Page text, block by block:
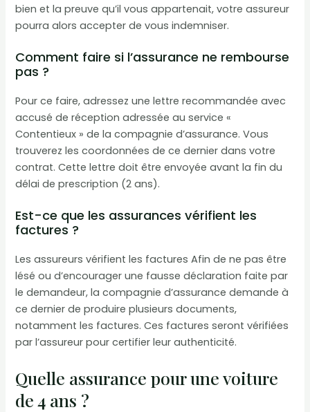
bien et la preuve qu’il vous appartenait, votre assureur
pourra alors accepter de vous indemniser.
Comment faire si l’assurance ne rembourse
pas ?
Pour ce faire, adressez une lettre recommandée avec
accusé de réception adressée au service «
Contentieux » de la compagnie d’assurance. Vous
trouverez les coordonnées de ce dernier dans votre
contrat. Cette lettre doit être envoyée avant la fin du
délai de prescription (2 ans).
Est-ce que les assurances vérifient les
factures ?
Les assureurs vérifient les factures Afin de ne pas être
lésé ou d’encourager une fausse déclaration faite par
le demandeur, la compagnie d’assurance demande à
ce dernier de produire plusieurs documents,
notamment les factures. Ces factures seront vérifiées
par l’assureur pour certifier leur authenticité.
Quelle assurance pour une voiture
de 4 ans ?